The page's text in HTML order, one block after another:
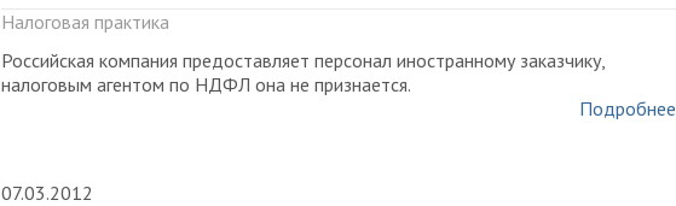
Налоговая практика
Российская компания предоставляет персонал иностранному заказчику,
налоговым агентом по НДФЛ она не признается.
Подробнее
07.03.2012